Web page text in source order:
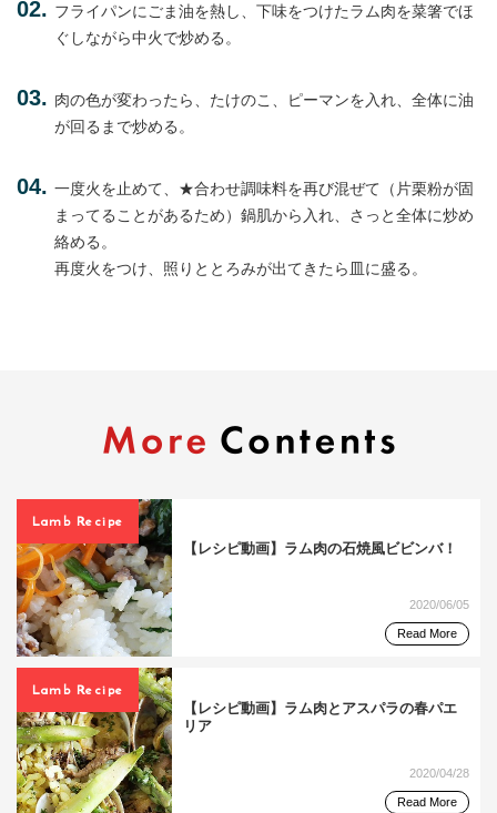
フライパンにごま油を熱し、下味をつけたラム肉を菜箸でほ
ぐしながら中火で炒める。
肉の色が変わったら、たけのこ、ピーマンを入れ、全体に油
が回るまで炒める。
一度火を止めて、★合わせ調味料を再び混ぜて（片栗粉が固
まってることがあるため）鍋肌から入れ、さっと全体に炒め
絡める。
再度火をつけ、照りととろみが出てきたら皿に盛る。
【レシピ動画】ラム肉の石焼風ビビンバ！
Lamb Recipe
2020/06/05
Read More
【レシピ動画】ラム肉とアスパラの春パエ
リア
Lamb Recipe
2020/04/28
Read More